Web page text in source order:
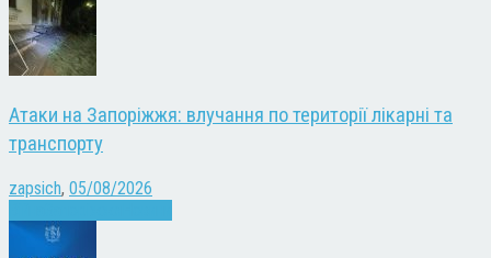
Атаки на Запоріжжя: влучання по території лікарні та
транспорту
zapsich, 05/08/2026